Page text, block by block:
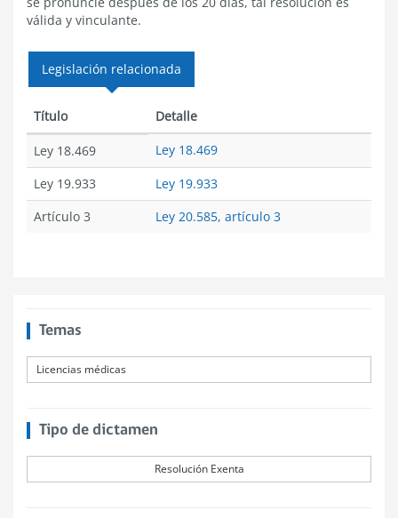
válida y vinculante.
Legislación relacionada
Título Detalle
Ley 18.469
Ley 18.469
Ley 19.933
Ley 19.933
Artículo 3
Ley 20.585, artículo 3
Temas
Licencias médicas
Tipo de dictamen
Resolución Exenta